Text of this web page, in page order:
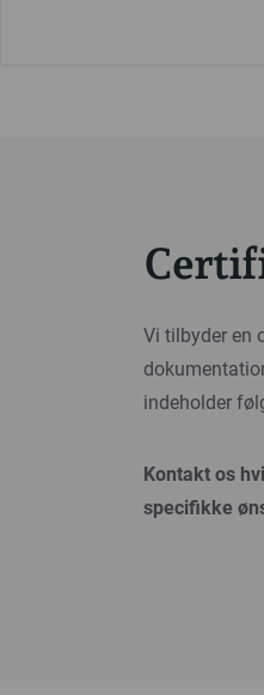
Vi tilbyder en
indeholder
Kontakt os
specifikke